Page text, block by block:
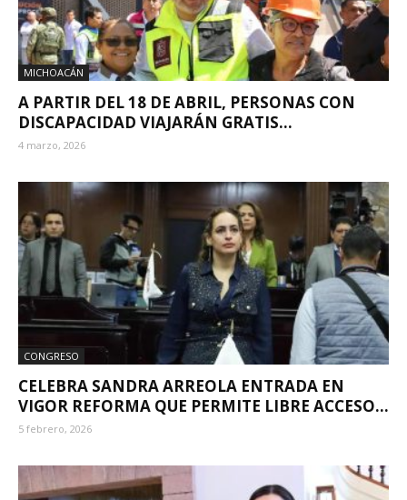
MICHOACÁN
A PARTIR DEL 18 DE ABRIL, PERSONAS CON
DISCAPACIDAD VIAJARÁN GRATIS...
4 marzo, 2026
CONGRESO
CELEBRA SANDRA ARREOLA ENTRADA EN
VIGOR REFORMA QUE PERMITE LIBRE ACCESO...
5 febrero, 2026